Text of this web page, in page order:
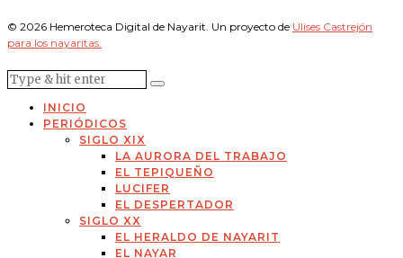
© 2026 Hemeroteca Digital de Nayarit. Un proyecto de Ulises Castrejón
para los nayaritas.
INICIO
PERIÓDICOS
SIGLO XIX
LA AURORA DEL TRABAJO
EL TEPIQUEÑO
LUCIFER
EL DESPERTADOR
SIGLO XX
EL HERALDO DE NAYARIT
EL NAYAR